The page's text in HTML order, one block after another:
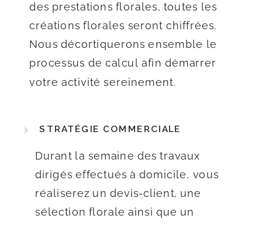
STRATÉGIE COMMERCIALE
Durant la semaine des travaux
dirigés effectués à domicile, vous
réaliserez un devis-client, une
sélection florale ainsi que un
des prestations florales, toutes les
créations florales seront chiffrées.
Nous décortiquerons ensemble le
processus de calcul afin démarrer
votre activité sereinement.